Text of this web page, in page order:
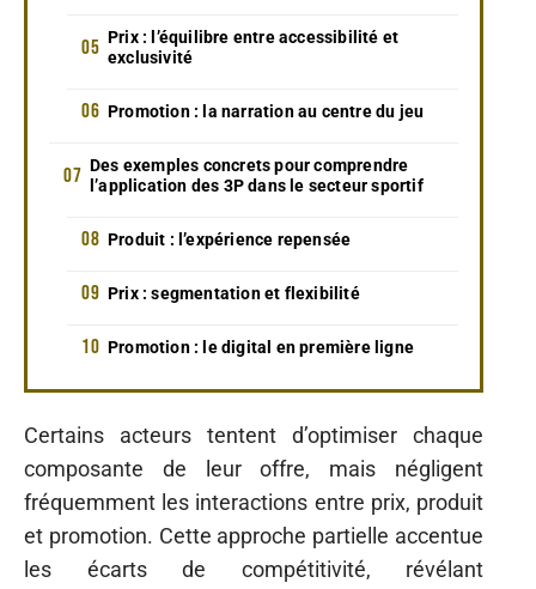
Prix : l’équilibre entre accessibilité et
exclusivité
Promotion : la narration au centre du jeu
Des exemples concrets pour comprendre
l’application des 3P dans le secteur sportif
Produit : l’expérience repensée
Prix : segmentation et flexibilité
Promotion : le digital en première ligne
Certains acteurs tentent d’optimiser chaque
composante de leur offre, mais négligent
fréquemment les interactions entre prix, produit
et promotion. Cette approche partielle accentue
les écarts de compétitivité, révélant